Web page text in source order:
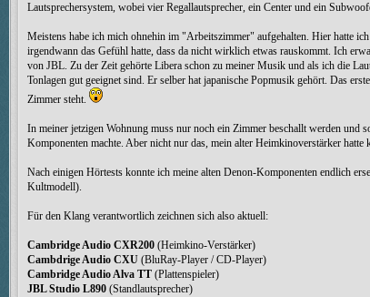
Lautsprechersystem, wobei vier Regallautsprecher, ein Center und ein
Meistens habe ich mich ohnehin im "Arbeitszimmer" aufgehalten. Hier hatte
irgendwann das Gefühl hatte, dass da nicht wirklich etwas rauskommt. Ich
von JBL. Zu der Zeit gehörte Libera schon zu meiner Musik und als ich die
Tonlagen gut geeignet sind. Er selber hat japanische Popmusik gehört. Das
Zimmer steht.
In meiner jetzigen Wohnung muss nur noch ein Zimmer beschallt werden und
Komponenten machte. Aber nicht nur das, mein alter Heimkinoverstärker
Nach einigen Hörtests konnte ich meine alten Denon-Komponenten endlich
Kultmodell).
Für den Klang verantwortlich zeichnen sich also aktuell:
Cambridge Audio CXR200 (Heimkino-Verstärker)
Cambdrige Audio CXU (BluRay-Player / CD-Player)
Cambridge Audio Alva TT (Plattenspieler)
JBL Studio L890 (Standlautsprecher)